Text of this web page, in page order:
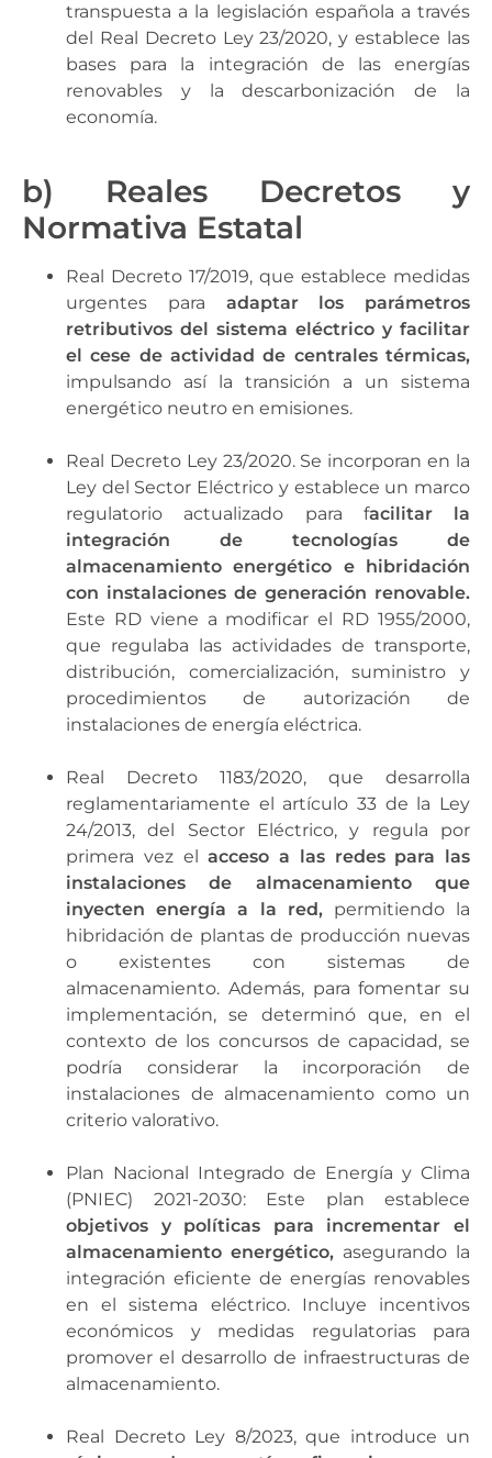
transpuesta a la legislación española a través
del Real Decreto Ley 23/2020, y establece las
bases para la integración de las energías
renovables y la descarbonización de la
economía.
b) Reales Decretos y
Normativa Estatal
Real Decreto 17/2019, que establece medidas
urgentes para adaptar los parámetros
retributivos del sistema eléctrico y facilitar
el cese de actividad de centrales térmicas,
impulsando así la transición a un sistema
energético neutro en emisiones.
Real Decreto Ley 23/2020. Se incorporan en la
Ley del Sector Eléctrico y establece un marco
regulatorio actualizado para facilitar la
integración de tecnologías de
almacenamiento energético e hibridación
con instalaciones de generación renovable.
Este RD viene a modificar el RD 1955/2000,
que regulaba las actividades de transporte,
distribución, comercialización, suministro y
procedimientos de autorización de
instalaciones de energía eléctrica.
Real Decreto 1183/2020, que desarrolla
reglamentariamente el artículo 33 de la Ley
24/2013, del Sector Eléctrico, y regula por
primera vez el acceso a las redes para las
instalaciones de almacenamiento que
inyecten energía a la red,permitiendo la
hibridación de plantas de producción nuevas
o existentes con sistemas de
almacenamiento. Además, para fomentar su
implementación, se determinó que, en el
contexto de los concursos de capacidad, se
podría considerar la incorporación de
instalaciones de almacenamiento como un
criterio valorativo.
Plan Nacional Integrado de Energía y Clima
(PNIEC) 2021-2030: Este plan establece
objetivos y políticas para incrementar el
almacenamiento energético, asegurando la
integración eficiente de energías renovables
en el sistema eléctrico. Incluye incentivos
económicos y medidas regulatorias para
promover el desarrollo de infraestructuras de
almacenamiento.
Real Decreto Ley 8/2023, que introduce un